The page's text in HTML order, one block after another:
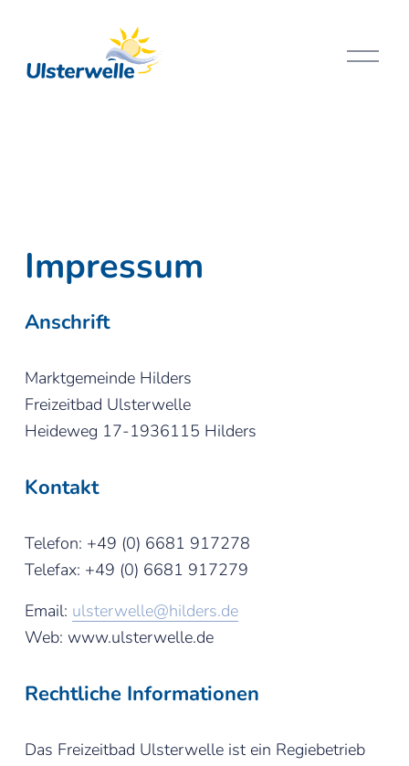
M
Impressum
Anschrift
Marktgemeinde Hilders
Freizeitbad Ulsterwelle
Heideweg 17-1936115 Hilders
Kontakt
Telefon: +49 (0) 6681 917278
Telefax: +49 (0) 6681 917279
Email: ulsterwelle@hilders.de
Web: www.ulsterwelle.de
Rechtliche Informationen
Das Freizeitbad Ulsterwelle ist ein Regiebetrieb